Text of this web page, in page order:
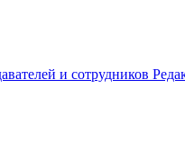
и сотрудников